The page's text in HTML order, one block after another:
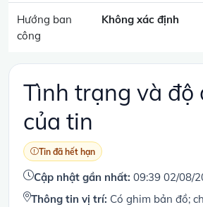
Hướng ban
công
Không xác định
Tình trạng và độ
của tin
Tin đã hết hạn
Cập nhật gần nhất: 09:39 02/08/
Thông tin vị trí: Có ghim bản đồ;